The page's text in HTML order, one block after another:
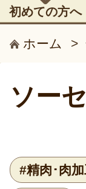
初めての方へ
ホーム >
ソー
#精肉･肉